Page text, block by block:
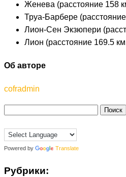
Женева (расстояние 158
Труа-Барбере
Лион-Сен Экзюпери
Лион (расстояние 169.5
Об авторе
cofradmin
Powered by Translate
Рубрики: